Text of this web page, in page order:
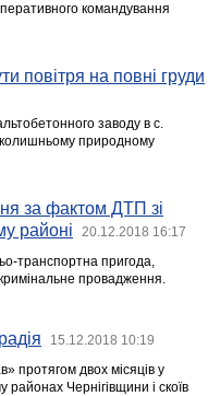
командування
повітря на повні груди
заводу в с.
природному
за фактом ДТП зі
районі
20.12.2018 16:17
транспортна пригода,
провадження.
15.12.2018 10:19
протягом двох місяців у
районах Чернігівщини і скоїв